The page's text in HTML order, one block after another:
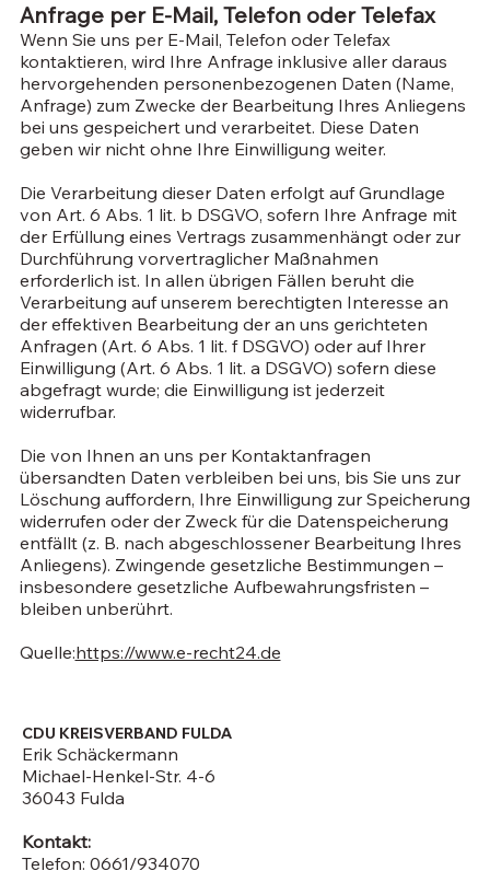
Anfrage per E-Mail, Telefon oder Telefax
Wenn Sie uns per E-Mail, Telefon oder Telefax
kontaktieren, wird Ihre Anfrage inklusive aller daraus
hervorgehenden personenbezogenen Daten (Name,
Anfrage) zum Zwecke der Bearbeitung Ihres Anliegens
bei uns gespeichert und verarbeitet. Diese Daten
geben wir nicht ohne Ihre Einwilligung weiter.
Die Verarbeitung dieser Daten erfolgt auf Grundlage
von Art. 6 Abs. 1 lit. b DSGVO, sofern Ihre Anfrage mit
der Erfüllung eines Vertrags zusammenhängt oder zur
Durchführung vorvertraglicher Maßnahmen
erforderlich ist. In allen übrigen Fällen beruht die
Verarbeitung auf unserem berechtigten Interesse an
der effektiven Bearbeitung der an uns gerichteten
Anfragen (Art. 6 Abs. 1 lit. f DSGVO) oder auf Ihrer
Einwilligung (Art. 6 Abs. 1 lit. a DSGVO) sofern diese
abgefragt wurde; die Einwilligung ist jederzeit
widerrufbar.
Die von Ihnen an uns per Kontaktanfragen
übersandten Daten verbleiben bei uns, bis Sie uns zur
Löschung auffordern, Ihre Einwilligung zur Speicherung
widerrufen oder der Zweck für die Datenspeicherung
entfällt (z. B. nach abgeschlossener Bearbeitung Ihres
Anliegens). Zwingende gesetzliche Bestimmungen –
insbesondere gesetzliche Aufbewahrungsfristen –
bleiben unberührt.
Quelle:https://www.e-recht24.de
CDU KREISVERBAND FULDA
Erik Schäckermann
Michael-Henkel-Str. 4-6
36043 Fulda
Kontakt:
Telefon: 0661/934070